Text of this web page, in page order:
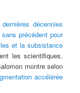
décennies
précédent pour
et la subsistance
les scientifiques.
montre selon
accélérée